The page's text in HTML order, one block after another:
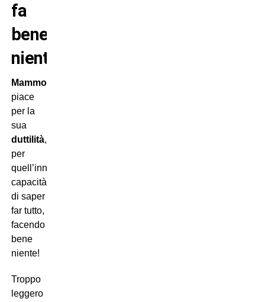
fa
bene
niente!
Mammolo
piace
per la
sua
duttilità,
per
quell’innata
capacità
di saper
far tutto,
facendo
bene
niente!
Troppo
leggero